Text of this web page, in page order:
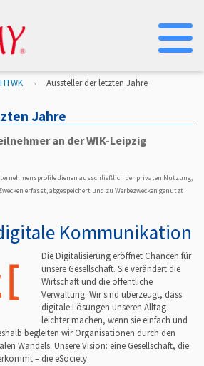
Aussteller der letzten Jahre
Jahre
an der WIK-Leipzig
dienen ausschließlich der privaten Nutzung,
erfasst, abgespeichert und zu Werbezwecken genutzt
Kommunikation
Die Digitalisierung eröffnet Chancen für
unsere Gesellschaft. Sie verändert die
Wirtschaft und die öffentliche
Verwaltung. Wir sind überzeugt, dass
digitale Lösungen unseren Alltag
leichter machen, wenn sie einfach und
begleiten wir Organisationen durch den
Wandels. Unsere Vision: eine Gesellschaft, die
– die eSociety.